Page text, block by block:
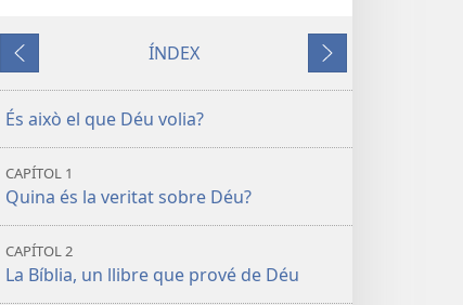
publicacions
és
el
realment
ensenya
Anterior
ÍNDEX
Següent
És això el que Déu volia?
CAPÍTOL 1
Quina és la veritat sobre Déu?
CAPÍTOL 2
La Bíblia, un llibre que prové de Déu